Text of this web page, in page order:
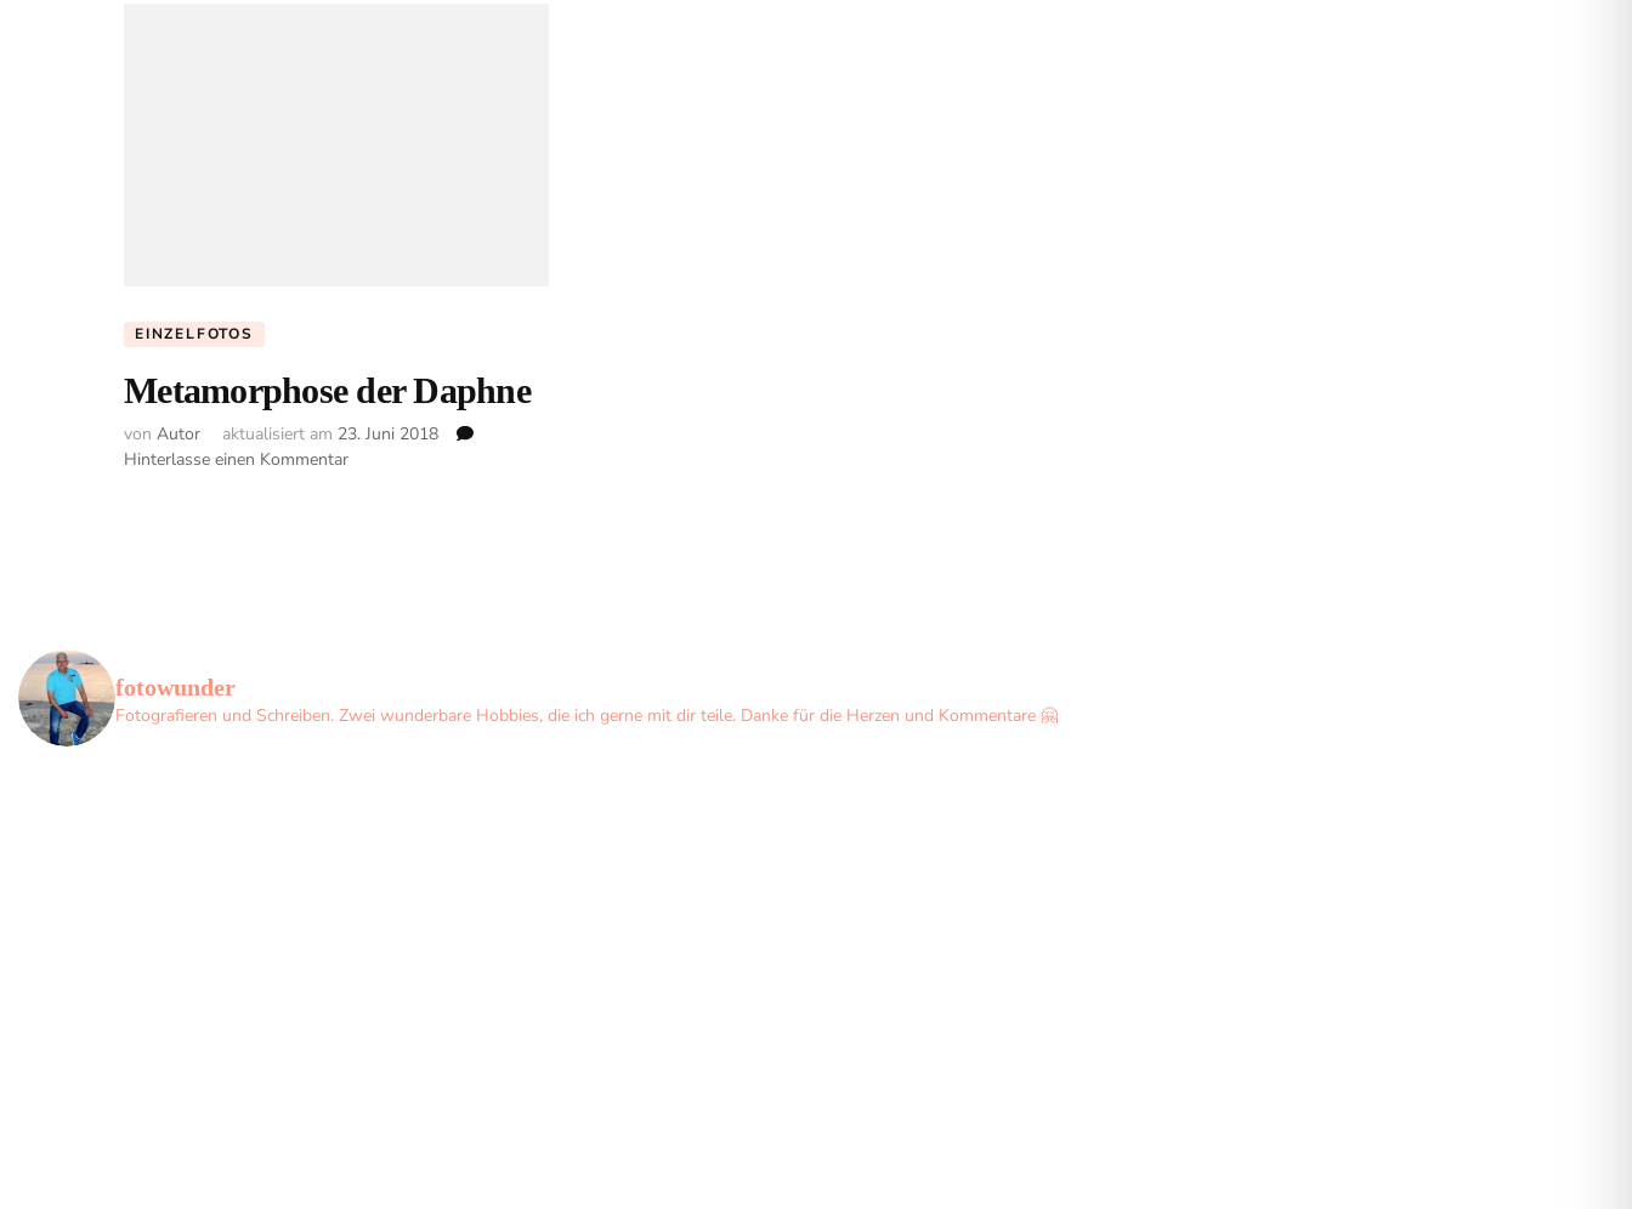
EINZELFOTOS
Metamorphose der Daphne
von Autor aktualisiert am 23. Juni 2018
Hinterlasse einen Kommentarzu
fotowunder
Fotografieren und Schreiben. Zwei wunderbare Hobbies, die ich gerne mit dir teile. Danke für die Herzen und Kommentare 🤗